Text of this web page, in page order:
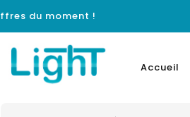
du moment !
Accueil